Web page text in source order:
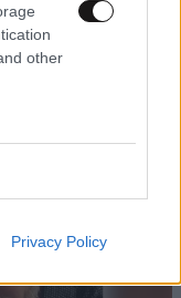
other
Privacy Policy
email ή